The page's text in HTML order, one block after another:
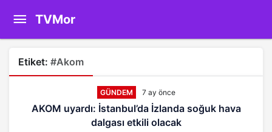
TVMor
Etiket: #Akom
GÜNDEM 7 ay önce
AKOM uyardı: İstanbul’da İzlanda soğuk hava
dalgası etkili olacak